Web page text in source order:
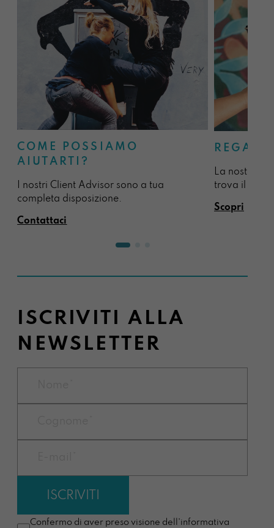
COME POSSIAMO
AIUTARTI?
I nostri Client Advisor sono a tua
completa disposizione.
Contattaci
La nostra
trova il
Scopri
ISCRIVITI ALLA
NEWSLETTER
Confermo di aver preso visione dell'informativa